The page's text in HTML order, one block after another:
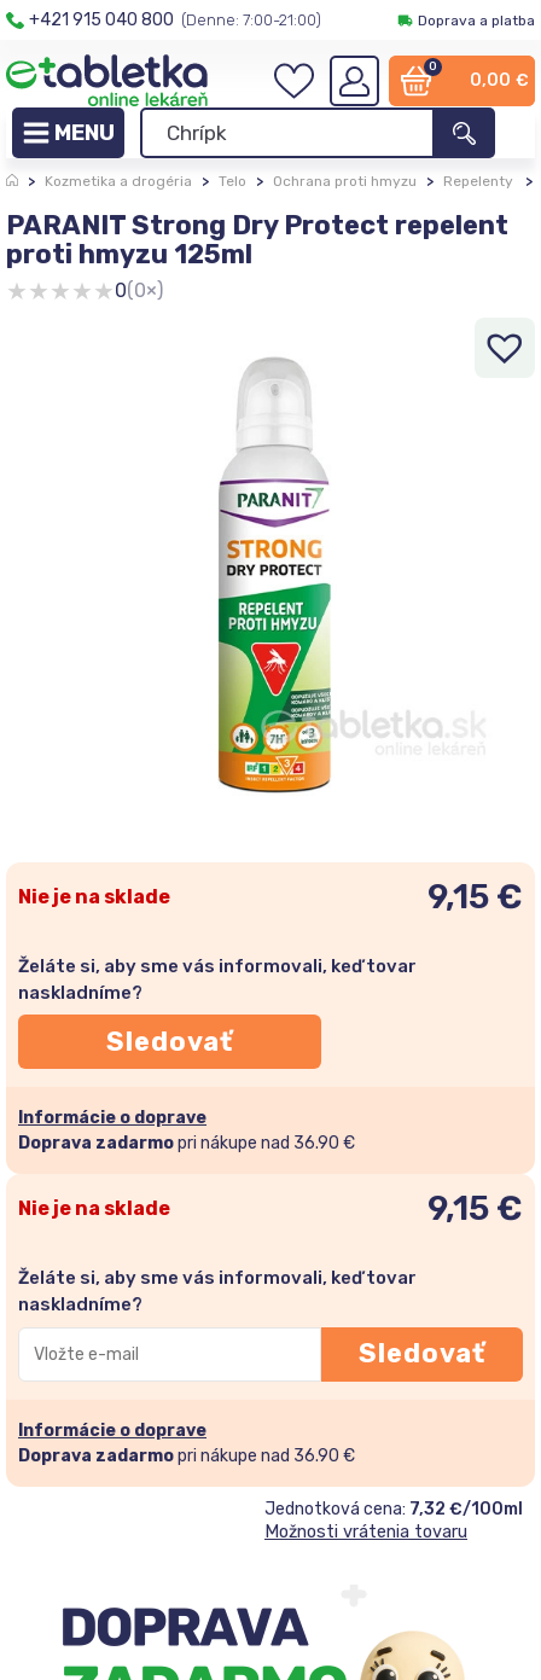
+421 915 040 800 (Denne: 7:00-21:00) Doprava a platba
0
0,00 €
> Kozmetika a drogéria > Telo > Ochrana proti hmyzu > Repelenty >
PARANIT Strong Dry Protect repelent
proti hmyzu 125ml
★★★★★0(0×)
Nie je na sklade 9,15 €
Želáte si, aby sme vás informovali, keď tovar
naskladníme?
Sledovať
Informácie o doprave
Doprava zadarmopri nákupe nad 36.90 €
Nie je na sklade 9,15 €
Želáte si, aby sme vás informovali, keď tovar
naskladníme?
mailovú
adresu
a
čakateľov
Sledovať
Informácie o doprave
Doprava zadarmopri nákupe nad 36.90 €
Jednotková cena: 7,32 €/100ml
Možnosti vrátenia tovaru